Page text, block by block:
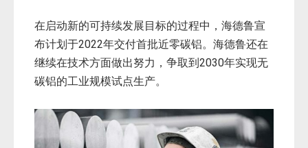
在启动新的可持续发展目标的过程中，海德鲁宣
布计划于2022年交付首批近零碳铝。海德鲁还在
继续在技术方面做出努力，争取到2030年实现无
碳铝的工业规模试点生产。